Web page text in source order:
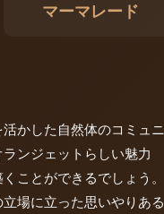
マーマレード
かした自然体のコミュニ
ンジェットらしい魅力
ことができるでしょう。
場に立った思いやりある